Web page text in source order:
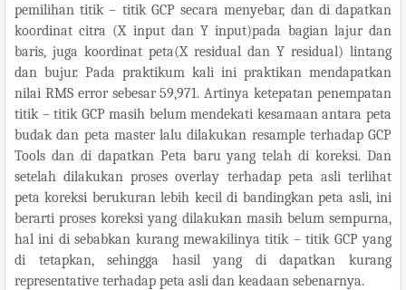
pemilihan titik – titik GCP secara menyebar, dan di dapatkan
koordinat citra (X input dan Y input)pada bagian lajur dan
baris, juga koordinat peta(X residual dan Y residual) lintang
dan bujur. Pada praktikum kali ini praktikan mendapatkan
nilai RMS error sebesar 59,971. Artinya ketepatan penempatan
titik – titik GCP masih belum mendekati kesamaan antara peta
budak dan peta master lalu dilakukan resample terhadap GCP
Tools dan di dapatkan Peta baru yang telah di koreksi. Dan
setelah dilakukan proses overlay terhadap peta asli terlihat
peta koreksi berukuran lebih kecil di bandingkan peta asli, ini
berarti proses koreksi yang dilakukan masih belum sempurna,
hal ini di sebabkan kurang mewakilinya titik – titik GCP yang
di tetapkan, sehingga hasil yang di dapatkan kurang
representative terhadap peta asli dan keadaan sebenarnya.